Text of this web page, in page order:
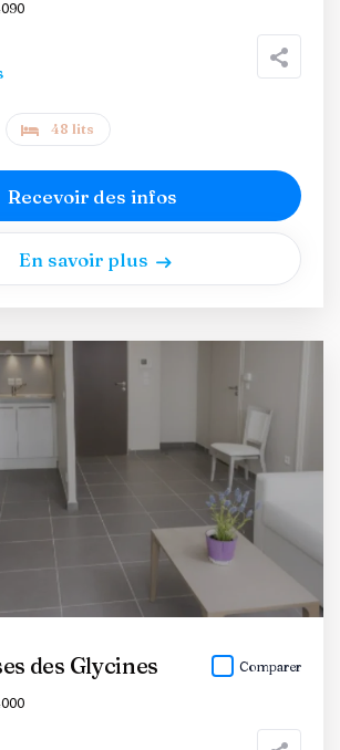
48 lits
Recevoir des infos
En savoir plus
des Glycines Comparer